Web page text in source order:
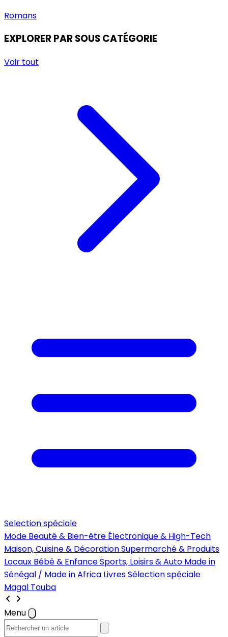
Romans
EXPLORER PAR SOUS CATÉGORIE
Voir tout
Selection spéciale
Mode Beauté & Bien-être Électronique & High-Tech
Maison, Cuisine & DécorationSupermarché & Produits
Locaux Bébé & EnfanceSports, Loisirs & Auto Made in
Sénégal / Made in Africa LivresSélection spéciale
Magal Touba
Menu